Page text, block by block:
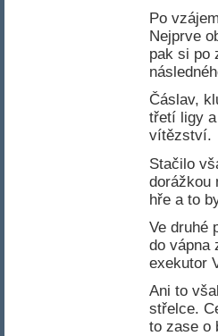
Po
Nejprve
pak si po
Čáslav,
třetí ligy
vítězství.
Stačilo
dorážkou
hře a to
Ve druhé
do vápna
exekutor
Ani to
střelce.
to zase o